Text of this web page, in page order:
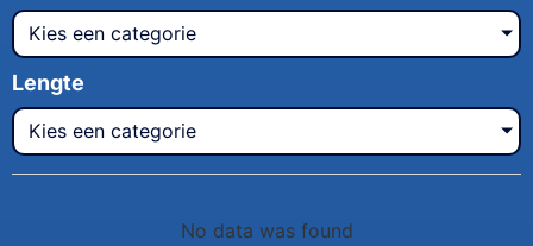
Kies een categorie
Lengte
Kies een categorie
No data was found